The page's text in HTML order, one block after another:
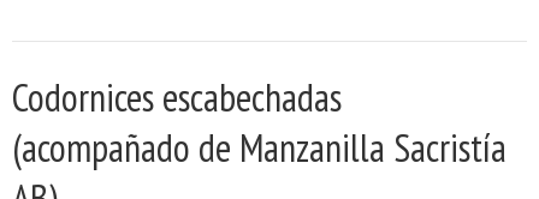
Codornices escabechadas
(acompañado de Manzanilla Sacristía